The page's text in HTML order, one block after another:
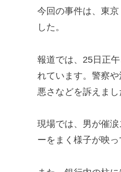
今回の事件は、東
した。
報道では、25日正
れています。警察
悪さなどを訴えまし
現場では、男が催
ーをまく様子が映っ